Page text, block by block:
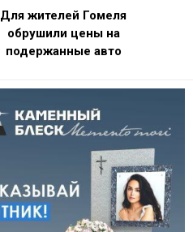
Для жителей Гомеля
обрушили цены на
подержанные авто